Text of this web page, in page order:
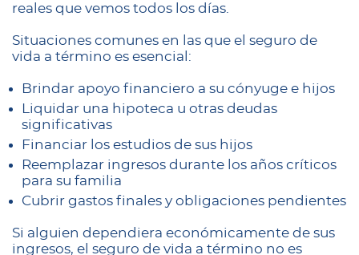
reales que vemos todos los días.
Situaciones comunes en las que el seguro de
vida a término es esencial:
Brindar apoyo financiero a su cónyuge e hijos
Liquidar una hipoteca u otras deudas
significativas
Financiar los estudios de sus hijos
Reemplazar ingresos durante los años críticos
para su familia
Cubrir gastos finales y obligaciones pendientes
Si alguien dependiera económicamente de sus
ingresos, el seguro de vida a término no es